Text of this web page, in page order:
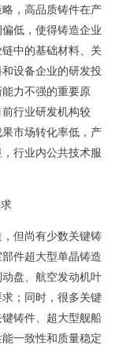
，高品质铸件在产
低，使得铸造企业
中的基础材料、关
设备企业的研发投
力不强的重要原
行业研发机构较
市场转化率低，产
行业内公共技术服
但尚有少数关键铸
件超大型单晶铸造
盘、航空发动机叶
；同时，很多关键
铸件、超大型舰船
一致性和质量稳定